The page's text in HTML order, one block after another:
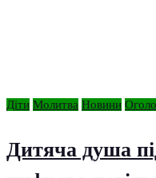
Діти Молитва Новини
Дитяча душа